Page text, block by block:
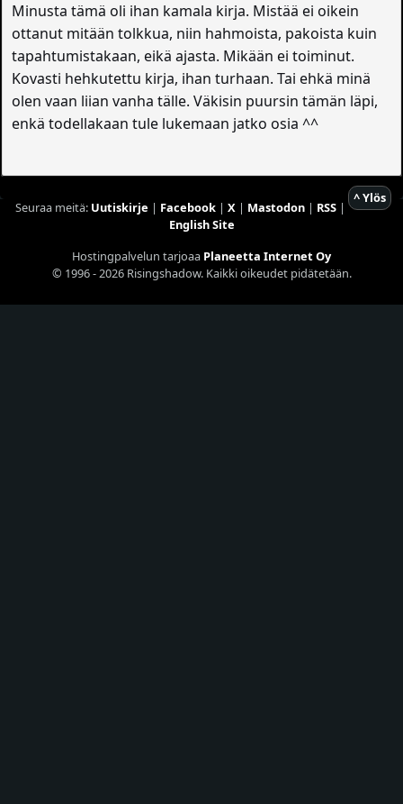
Minusta tämä oli ihan kamala kirja. Mistää ei oikein
ottanut mitään tolkkua, niin hahmoista, pakoista kuin
tapahtumistakaan, eikä ajasta. Mikään ei toiminut.
Kovasti hehkutettu kirja, ihan turhaan. Tai ehkä minä
olen vaan liian vanha tälle. Väkisin puursin tämän läpi,
enkä todellakaan tule lukemaan jatko osia ^^
^ Ylös
Seuraa meitä: Uutiskirje | Facebook| X| Mastodon| RSS|
English Site
Hostingpalvelun tarjoaa Planeetta Internet Oy
© 1996 - 2026 Risingshadow. Kaikki oikeudet pidätetään.